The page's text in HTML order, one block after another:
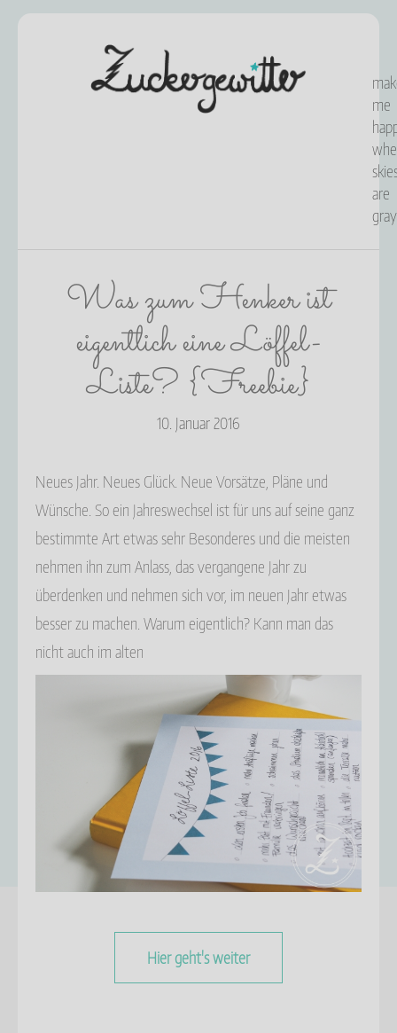
me
are
gray
Was zum Henker ist
eigentlich eine Löffel-
Liste? {Freebie}
10. Januar 2016
Neues Jahr. Neues Glück. Neue Vorsätze, Pläne und
Wünsche. So ein Jahreswechsel ist für uns auf seine ganz
bestimmte Art etwas sehr Besonderes und die meisten
nehmen ihn zum Anlass, das vergangene Jahr zu
überdenken und nehmen sich vor, im neuen Jahr etwas
besser zu machen. Warum eigentlich? Kann man das
nicht auch im alten
Hier geht's weiter